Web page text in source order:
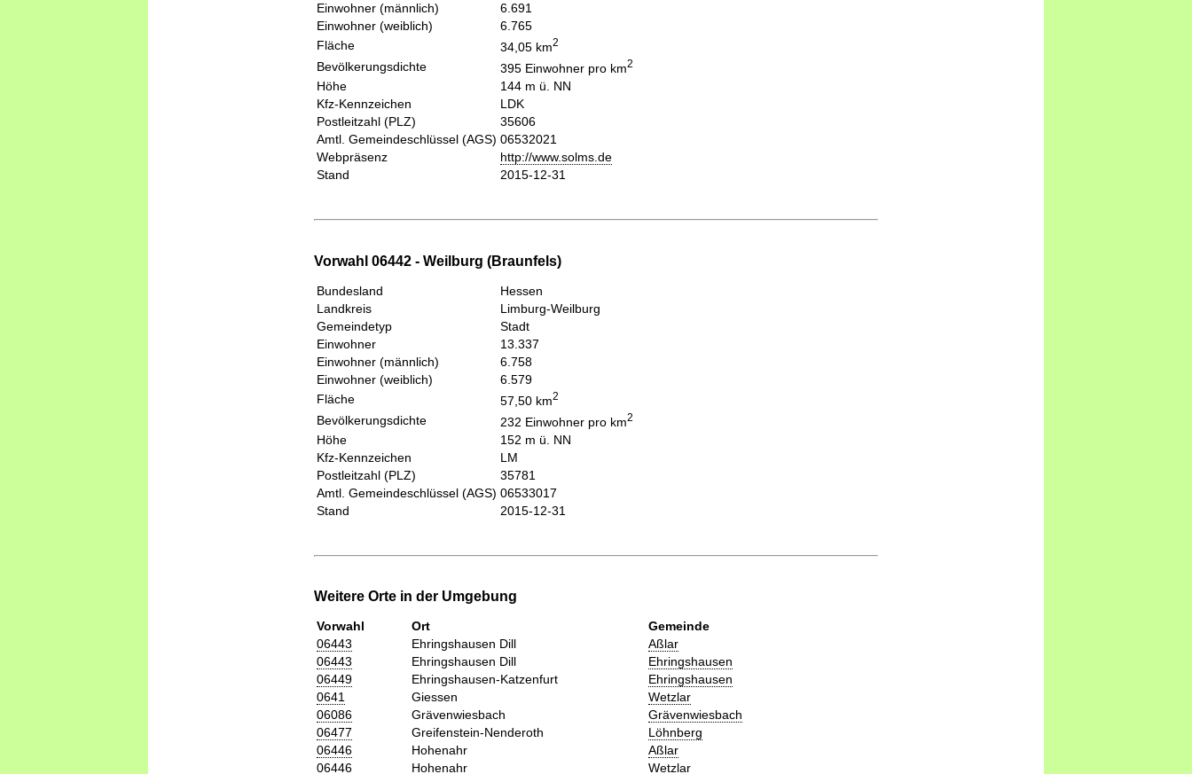
Einwohner (männlich)
6.691
Einwohner (weiblich)
6.765
Fläche
34,05 km2
Bevölkerungsdichte 395 Einwohner pro km2
Höhe
144 m ü. NN
Kfz-Kennzeichen
LDK
Postleitzahl (PLZ)
35606
Amtl. Gemeindeschlüssel (AGS) 06532021
Webpräsenz
http://www.solms.de
Stand
2015-12-31
Vorwahl 06442 - Weilburg (Braunfels)
Bundesland
Hessen
Landkreis
Limburg-Weilburg
Gemeindetyp
Stadt
Einwohner
13.337
Einwohner (männlich)
6.758
Einwohner (weiblich)
6.579
Fläche
57,50 km2
Bevölkerungsdichte 232 Einwohner pro km2
Höhe
152 m ü. NN
Kfz-Kennzeichen
LM
Postleitzahl (PLZ)
35781
Amtl. Gemeindeschlüssel (AGS) 06533017
Stand
2015-12-31
Weitere Orte in der Umgebung
Vorwahl Ort
Gemeinde
06443
Ehringshausen Dill
Aßlar
06443
Ehringshausen Dill
Ehringshausen
06449
Ehringshausen-Katzenfurt
Ehringshausen
0641
Giessen
Wetzlar
06086
Grävenwiesbach
Grävenwiesbach
06477
Greifenstein-Nenderoth
Löhnberg
06446
Hohenahr
Aßlar
06446
Hohenahr Wetzlar